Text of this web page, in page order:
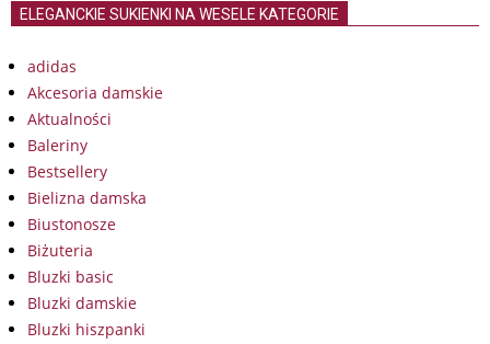
ELEGANCKIE SUKIENKI NA WESELE KATEGORIE
adidas
Akcesoria damskie
Aktualności
Baleriny
Bestsellery
Bielizna damska
Biustonosze
Biżuteria
Bluzki basic
Bluzki damskie
Bluzki hiszpanki